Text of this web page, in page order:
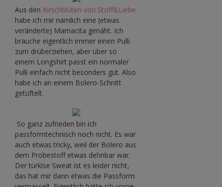
Aus den Kirschblüten von Stoff&Liebe
habe ich mir nämlich eine (etwas
veränderte) Mamacita genäht. Ich
brauche eigentlich immer einen Pulli
zum drüberziehen, aber über so
einem Longshirt passt ein normaler
Pulli einfach nicht besonders gut. Also
habe ich an einem Bolero-Schnitt
getüftelt.
So ganz zufrieden bin ich
passformtechnisch noch nicht. Es war
auch etwas tricky, weil der Bolero aus
dem Probestoff etwas dehnbar war.
Der türkise Sweat ist es leider nicht,
das hat mir dann etwas die Passform